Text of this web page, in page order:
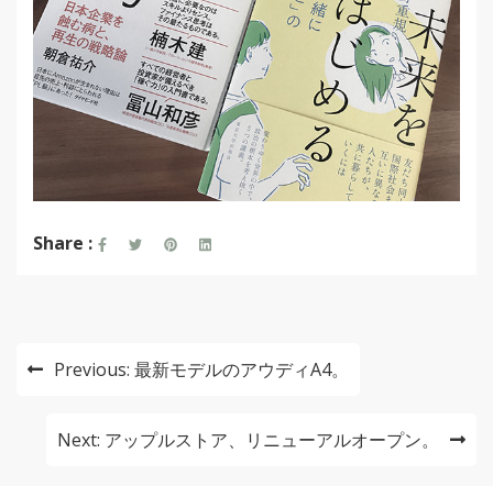
Share :
投 Previous: 最新モデルのアウディA4。
Next: アップルストア、リニューアルオープン。